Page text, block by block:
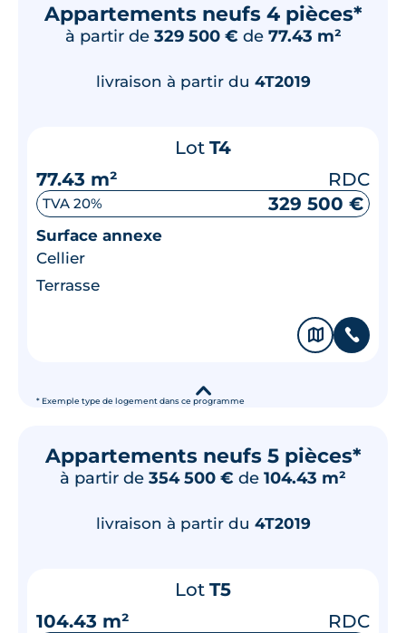
Appartements neufs 4 pièces*
à partir de 329 500 € de 77.43 m²
* Exemple type de logement dans ce programme
livraison à partir du 4T2019
Lot T4
77.43 m²
RDC
TVA 20% 329 500 €
Surface annexe
Cellier
Terrasse
🗞 📞
▾
Appartements neufs 5 pièces*
à partir de 354 500 € de 104.43 m²
livraison à partir du 4T2019
Lot T5
104.43 m²
RDC